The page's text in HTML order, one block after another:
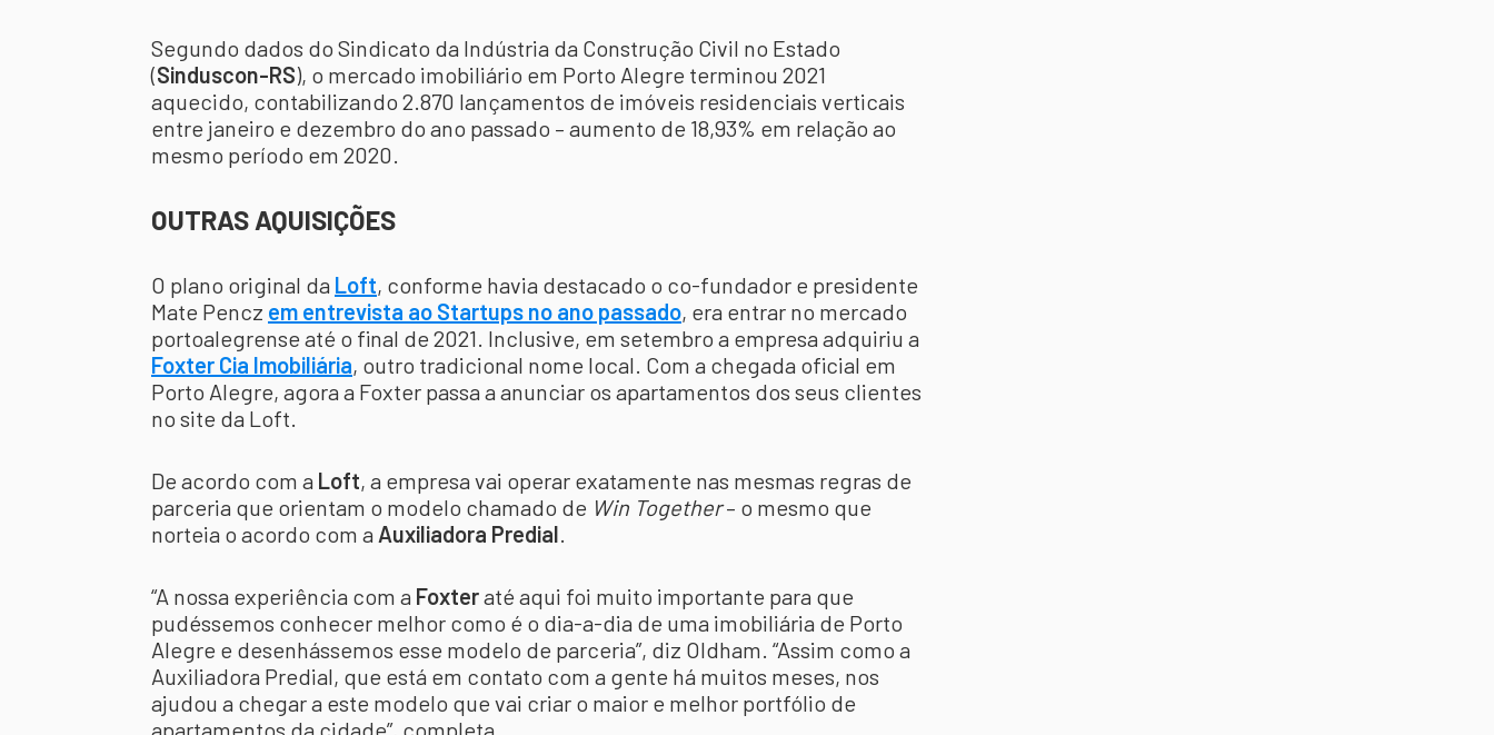
Segundo dados do Sindicato da Indústria da Construção Civil no Estado
(Sinduscon-RS), o mercado imobiliário em Porto Alegre terminou 2021
aquecido, contabilizando 2.870 lançamentos de imóveis residenciais verticais
entre janeiro e dezembro do ano passado – aumento de 18,93% em relação ao
mesmo período em 2020.
OUTRAS AQUISIÇÕES
O plano original da Loft, conforme havia destacado o co-fundador e presidente
Mate Pencz em entrevista ao Startups no ano passado, era entrar no mercado
portoalegrense até o final de 2021. Inclusive, em setembro a empresa adquiriu a
Foxter Cia Imobiliária, outro tradicional nome local. Com a chegada oficial em
Porto Alegre, agora a Foxter passa a anunciar os apartamentos dos seus clientes
no site da Loft.
De acordo com a Loft, a empresa vai operar exatamente nas mesmas regras de
parceria que orientam o modelo chamado de Win Together– o mesmo que
norteia o acordo com a Auxiliadora Predial.
“A nossa experiência com a Foxteraté aqui foi muito importante para que
pudéssemos conhecer melhor como é o dia-a-dia de uma imobiliária de Porto
Alegre e desenhássemos esse modelo de parceria”, diz Oldham. “Assim como a
Auxiliadora Predial, que está em contato com a gente há muitos meses, nos
ajudou a chegar a este modelo que vai criar o maior e melhor portfólio de
apartamentos da cidade”, completa.